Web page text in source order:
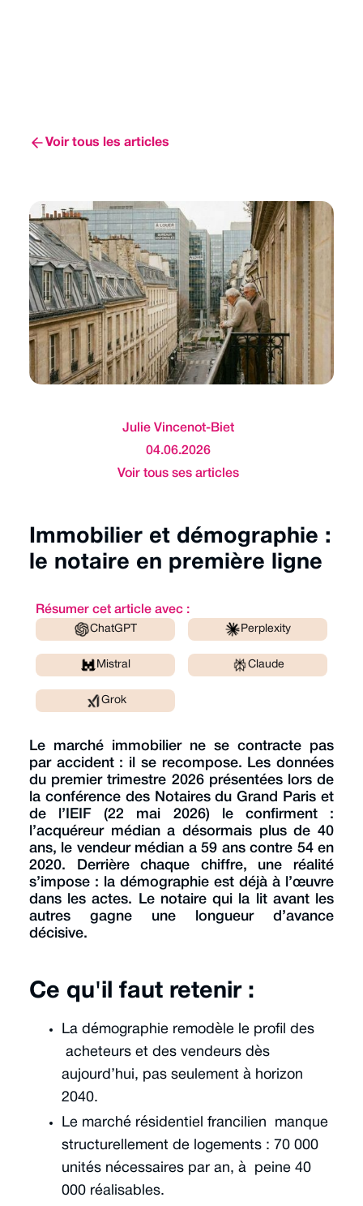
Voir tous les articles
Julie Vincenot-Biet
04.06.2026
Voir tous ses articles
Immobilier et démographie :
le notaire en première ligne
Résumer cet article avec :
ChatGPT Perplexity
Mistral Claude
Grok
Le marché immobilier ne se contracte pas
par accident : il se recompose. Les données
du premier trimestre 2026 présentées lors de
la conférence des Notaires du Grand Paris et
de l’IEIF (22 mai 2026) le confirment :
l’acquéreur médian a désormais plus de 40
ans, le vendeur médian a 59 ans contre 54 en
2020. Derrière chaque chiffre, une réalité
s’impose : la démographie est déjà à l’œuvre
dans les actes. Le notaire qui la lit avant les
autres gagne une longueur d’avance
décisive.
Ce qu'il faut retenir :
La démographie remodèle le profil des
acheteurs et des vendeurs dès
aujourd’hui, pas seulement à horizon
2040.
Le marché résidentiel francilien manque
structurellement de logements : 70 000
unités nécessaires par an, à peine 40
000 réalisables.